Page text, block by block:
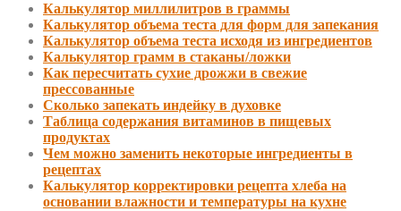
Калькулятор миллилитров в граммы
Калькулятор объема теста для форм для запекания
Калькулятор объема теста исходя из ингредиентов
Калькулятор грамм в стаканы/ложки
Как пересчитать сухие дрожжи в свежие
прессованные
Сколько запекать индейку в духовке
Таблица содержания витаминов в пищевых
продуктах
Чем можно заменить некоторые ингредиенты в
рецептах
Калькулятор корректировки рецепта хлеба на
основании влажности и температуры на кухне